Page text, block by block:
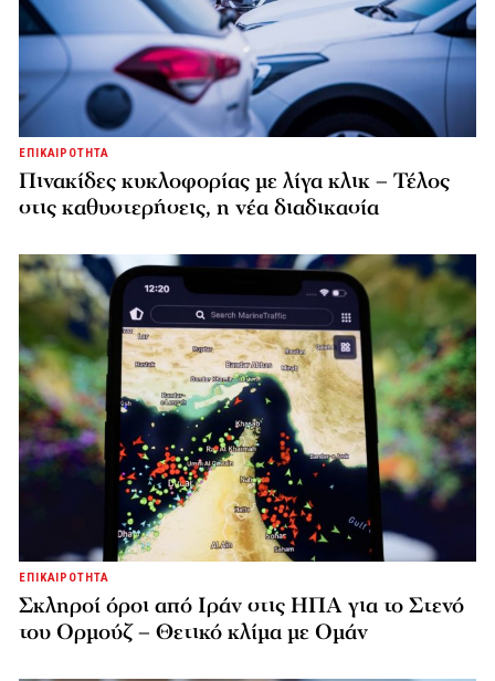
ΕΠΙΚΑΙΡΟΤΗΤΑ
Πινακίδες κυκλοφορίας με λίγα κλικ – Τέλος
στις καθυστερήσεις, η νέα διαδικασία
ΕΠΙΚΑΙΡΟΤΗΤΑ
Σκληροί όροι από Ιράν στις ΗΠΑ για το Στενό
του Ορμούζ – Θετικό κλίμα με Ομάν